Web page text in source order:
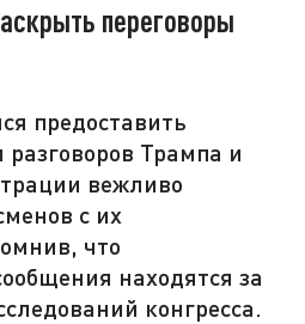
переговоры
предоставить
Трампа и
вежливо
с их
что
находятся за
конгресса.